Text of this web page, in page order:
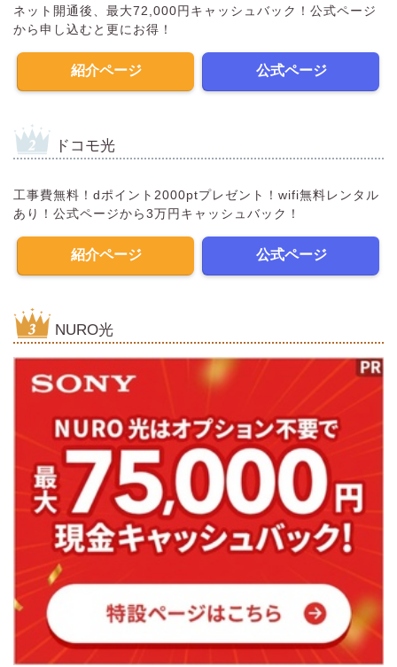
ネット開通後、最大72,000円キャッシュバック！公式ページ
から申し込むと更にお得！
紹介ページ 公式ページ
ドコモ光
工事費無料！dポイント2000ptプレゼント！wifi無料レンタル
あり！公式ページから3万円キャッシュバック！
紹介ページ 公式ページ
NURO光